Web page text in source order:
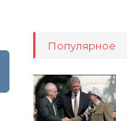
Популярное